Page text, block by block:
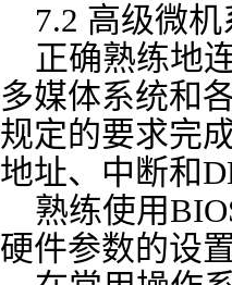
7.2 高级微机
正确熟练地
多媒体系统和
规定的要求完
地址、中断和
熟练使用
硬件参数的设